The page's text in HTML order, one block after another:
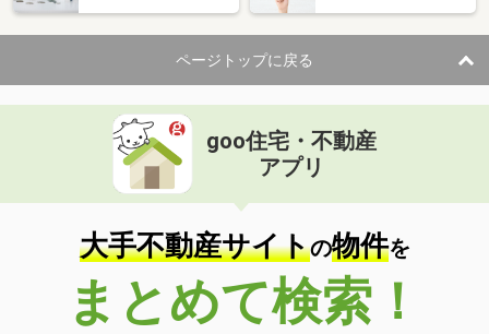
住 所
山口県美祢市大嶺町東分
専有面積 28.02m²
間取り
1K
山口県宇部市則貞１
価 格
住 所
山口県宇部市則貞１
専有面積 23.18m²
間取り
1K
山口県下松市瑞穂町３丁目
価 格
6.40万円
ページトップに戻る
goo住宅・不動産
アプリ
大手不動産サイトの物件を
まとめて検索！